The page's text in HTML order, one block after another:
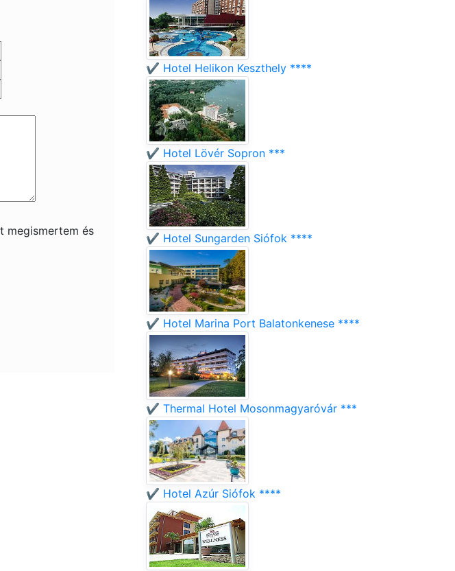
megismertem és
✔️ Hotel Helikon Keszthely ****
✔️ Hotel Lövér Sopron ***
✔️ Hotel Sungarden Siófok ****
✔️ Hotel Marina Port Balatonkenese ****
✔️ Thermal Hotel Mosonmagyaróvár ***
✔️ Hotel Azúr Siófok ****